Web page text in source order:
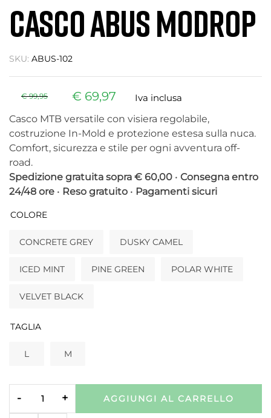
CASCO ABUS MODROP
SKU: ABUS-102
€99,95 € 69,97
Iva inclusa
Casco MTB versatile con visiera regolabile,
costruzione In-Mold e protezione estesa sulla nuca.
Comfort, sicurezza e stile per ogni avventura off-
road.
Spedizione gratuita sopra € 60,00 • Consegna entro
24/48 ore • Reso gratuito • Pagamenti sicuri
COLORE
CONCRETE GREY DUSKY CAMEL
ICED MINT PINE GREEN POLAR WHITE
VELVET BLACK
TAGLIA
L M
- + AGGIUNGI AL CARRELLO